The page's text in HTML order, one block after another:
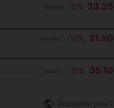
-5%
-10%
-10%
Disponible pour